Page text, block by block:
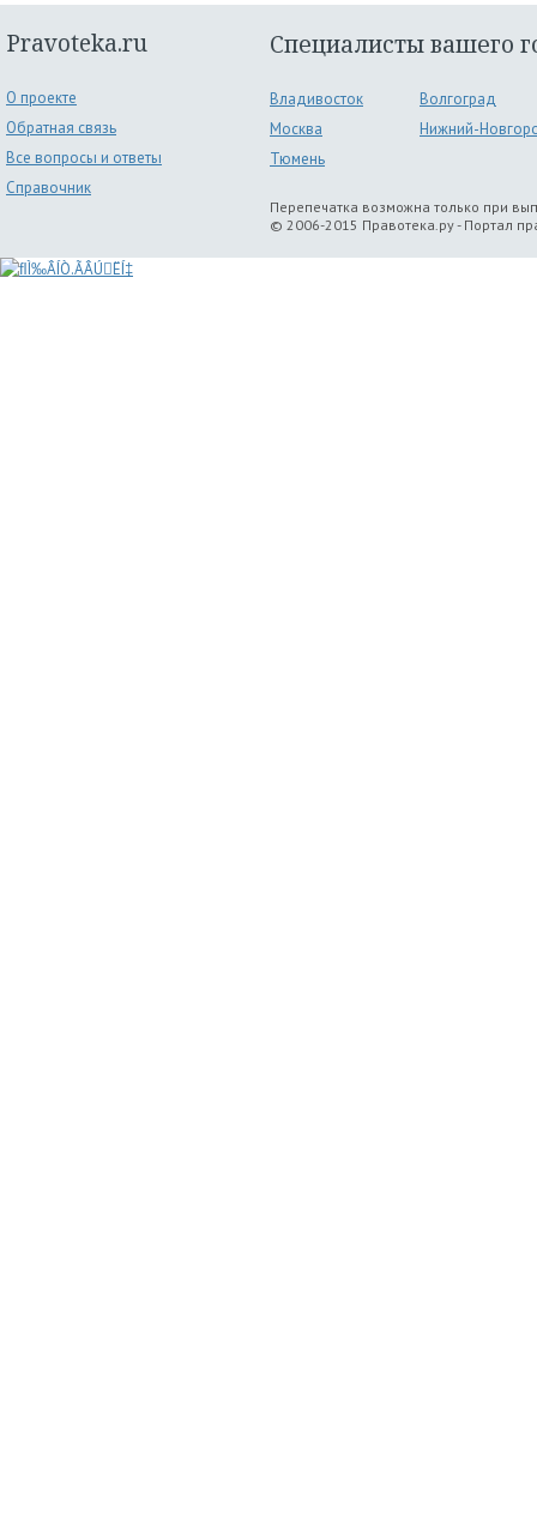
Pravoteka.ru
О проекте
Обратная связь
Все вопросы и ответы
Справочник
Специалисты вашего
Владивосток
Волгоград
Москва
Нижний-
Тюмень
Перепечатка возможна только при
© 2006-2015 Правотека.ру - Портал